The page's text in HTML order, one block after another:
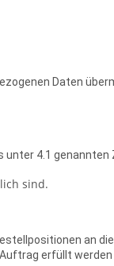
Daten
4.1
sind.
an
erfüllt werden